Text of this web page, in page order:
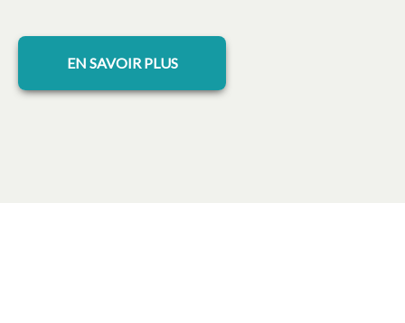
EN SAVOIR PLUS
s’ouvre dans un nouvel onglet